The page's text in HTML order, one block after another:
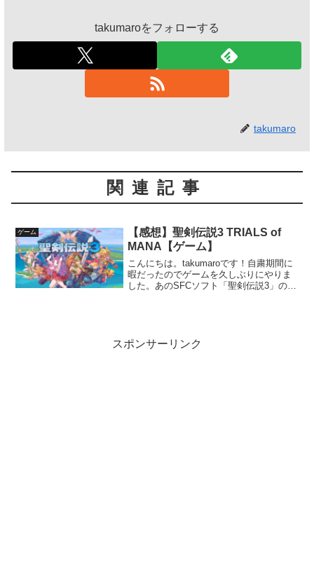
takumaroをフォローする
takumaro
関連記事
ゲーム
【感想】聖剣伝説3 TRIALS of
MANA【ゲーム】
こんにちは。takumaroです！自粛期間に
暇だったのでゲームを久しぶりにやりま
した。あのSFCソフト「聖剣伝説3」のリ
スポンサーリンク